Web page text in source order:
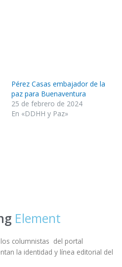
Pérez Casas embajador de la
paz para Buenaventura
25 de febrero de 2024
En «DDHH y Paz»
Element
columnistas del portal
la identidad y línea editorial del